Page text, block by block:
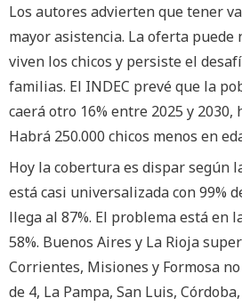
Los autores advierten que tener
mayor asistencia. La oferta puede
viven los chicos y persiste el
familias. El INDEC prevé que la
caerá otro 16% entre 2025 y 2030,
Habrá 250.000 chicos menos en
Hoy la cobertura es dispar según
está casi universalizada con 99%
llega al 87%. El problema está en
58%. Buenos Aires y La Rioja
Corrientes, Misiones y Formosa
de 4, La Pampa, San Luis,